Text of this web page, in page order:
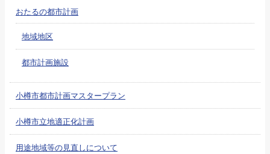
おたるの都市計画
地域地区
都市計画施設
小樽市都市計画マスタープラン
小樽市立地適正化計画
用途地域等の見直しについて